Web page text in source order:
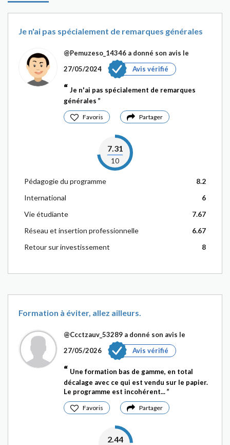
Je n'ai pas spécialement de remarques générales
@Pemuzeso_14346 a donné son avis le
27/05/2024
Avis vérifié
Je n'ai pas spécialement de remarques
générales
Favoris Partager
7.31
10
Pédagogie du programme
8.2
International
6
Vie étudiante
7.67
Réseau et insertion professionnelle
6.67
Retour sur investissement
8
Formation à éviter, allez ailleurs.
@Ccctzauv_53289 a donné son avis le
27/05/2026
Avis vérifié
Une formation bas de gamme, en total
décalage avec ce qui est vendu sur le papier.
Le programme est incohérent...
Favoris Partager
2.44